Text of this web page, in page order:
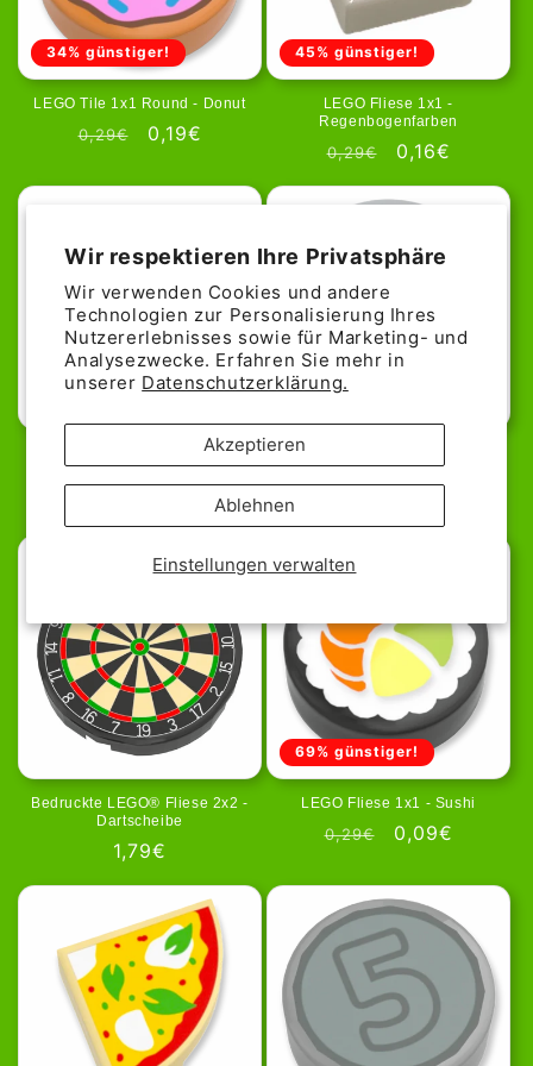
Wir respektieren Ihre Privatsphäre
Wir verwenden Cookies und andere
Technologien zur Personalisierung Ihres
Nutzererlebnisses sowie für Marketing- und
Analysezwecke. Erfahren Sie mehr in
unserer Datenschutzerklärung.
Einstellungen verwalten
Akzeptieren
Ablehnen
34% günstiger!
LEGO Tile 1x1 Round - Donut
Normaler
0,29€ Verkaufspreis
0,19€
45% günstiger!
LEGO Fliese 1x1 -
Regenbogenfarben
Normaler
0,29€ Verkaufspreis
0,16€
LEGO - Tee-Tasse in Weiß
Normaler
0,19€ Verkaufspreis
0,07€
LEGO Fliese 1x1 - Runde
Messanzeige
Preis
Bedruckte LEGO® Fliese 2x2 -
Dartscheibe
Normaler
1,79€
69% günstiger!
LEGO Fliese 1x1 - Sushi
Normaler
0,29€ Verkaufspreis
0,09€